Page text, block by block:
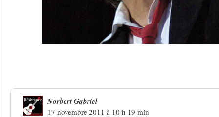
Norbert Gabriel
17 novembre 2011 à 10 h 19 min